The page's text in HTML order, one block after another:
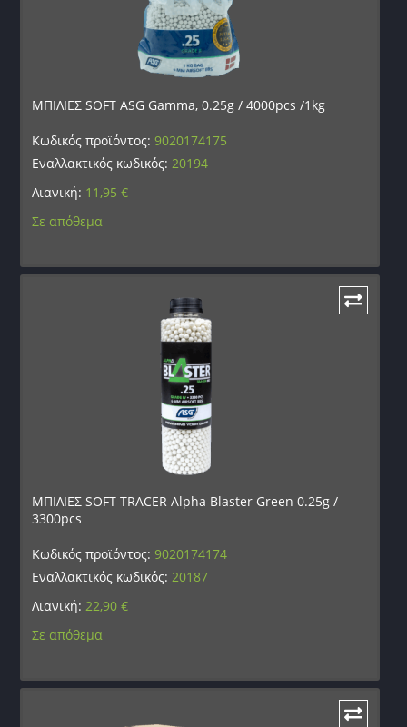
ΜΠΙΛΙΕΣ SOFT ASG Gamma, 0.25g / 4000pcs /1kg
Κωδικός προϊόντος:9020174175
Εναλλακτικός κωδικός:20194
Λιανική: 11,95€
Σε απόθεμα
ΜΠΙΛΙΕΣ SOFT TRACER Alpha Blaster Green 0.25g /
3300pcs
Κωδικός προϊόντος:9020174174
Εναλλακτικός κωδικός:20187
Λιανική:22,90€
Σε απόθεμα